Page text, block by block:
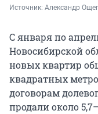
Источник: Александр
С января по
Новосибирской
новых квартир
квадратных
договорам
продали около